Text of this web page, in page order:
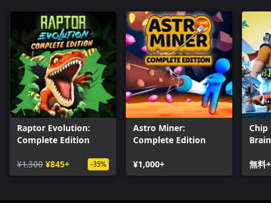
Raptor Evolution:
Complete Edition
¥1,300 ¥845+ -35%
Astro Miner:
Complete Edition
¥1,000+
Chip
無料+